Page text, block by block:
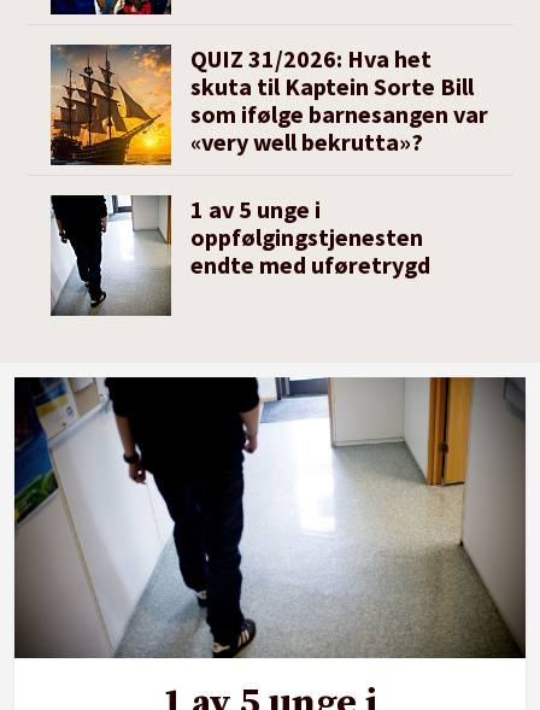
QUIZ 31/2026: Hva het
skuta til Kaptein Sorte Bill
som ifølge barnesangen var
«very well bekrutta»?
1 av 5 unge i
oppfølgingstjenesten
endte med uføretrygd